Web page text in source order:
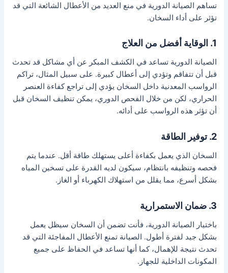
تساهم الصيانة الدورية في منع العديد من الأعطال الشائعة التي قد
تؤثر على أداء السخان.
1. الوقاية أفضل من العلاج
الصيانة الدورية تساعد في الكشف المبكر عن أي مشاكل قد تحدث
قبل أن تتفاقم وتؤدي إلى أعطال كبيرة. على سبيل المثال، تراكم
الرواسب المعدنية داخل السخان يؤدي إلى تراجع كفاءة العنصر
الحراري، لكن من خلال الفحص الدوري، يمكن تنظيف السخان قبل
أن تؤثر هذه الرواسب على أدائه.
2. توفير الطاقة
السخان الذي يعمل بكفاءة أعلى يستهلك طاقة أقل. عندما يتم
فحصه وتنظيفه بانتظام، سيكون لديه القدرة على تسخين المياه
بشكل أسرع، مما يقلل من استهلاك الكهرباء أو الغاز.
3. ضمان الاستمرارية
باختيار الصيانة الدورية، فأنت تضمن أن السخان سيظل يعمل
بشكل جيد لفترة أطول. الصيانة تمنع الأعطال المفاجئة التي قد
تحدث نتيجة للإهمال، كما أنها تساعد في الحفاظ على جميع
المكونات الداخلية للجهاز.